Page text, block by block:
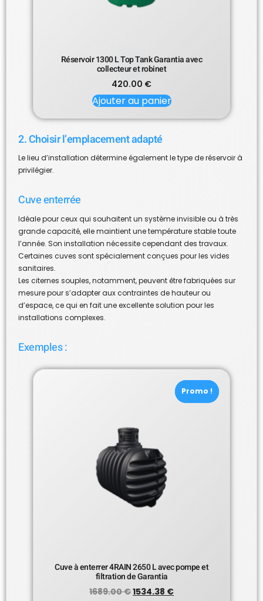
Réservoir 1300 L Top Tank Garantia avec
collecteur et robinet
420.00 €
Ajouter au panier
2. Choisir l’emplacement adapté
Le lieu d’installation détermine également le type de réservoir à
privilégier.
Cuve enterrée
Idéale pour ceux qui souhaitent un système invisible ou à très
grande capacité, elle maintient une température stable toute
l’année. Son installation nécessite cependant des travaux.
Certaines cuves sont spécialement conçues pour les vides
sanitaires.
Les citernes souples, notamment, peuvent être fabriquées sur
mesure pour s’adapter aux contraintes de hauteur ou
d’espace, ce qui en fait une excellente solution pour les
installations complexes.
Exemples :
Promo !
Promo !
Cuve à enterrer 4RAIN 2650 L avec pompe et
filtration de Garantia
1689.00€1534.38 €